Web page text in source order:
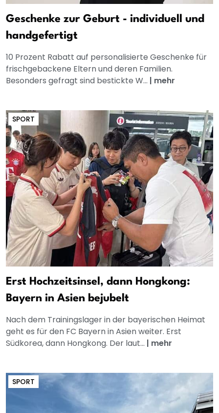
Geschenke zur Geburt - individuell und
handgefertigt
10 Prozent Rabatt auf personalisierte Geschenke für
frischgebackene Eltern und deren Familien.
Besonders gefragt sind bestickte W... | mehr
SPORT
Erst Hochzeitsinsel, dann Hongkong:
Bayern in Asien bejubelt
Nach dem Trainingslager in der bayerischen Heimat
geht es für den FC Bayern in Asien weiter. Erst
Südkorea, dann Hongkong. Der laut... | mehr
SPORT